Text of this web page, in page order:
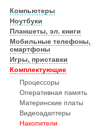
Компьютеры
Ноутбуки
Планшеты, эл. книги
Мобильные телефоны,
смартфоны
Игры, приставки
Комплектующие
Процессоры
Оперативная память
Материнские платы
Видеоадаптеры
Накопители